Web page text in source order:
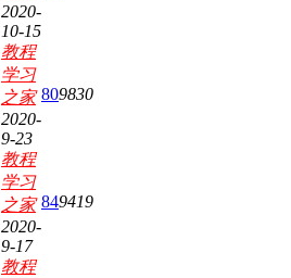
2020-
10-15
教程
学习
之家
2020-
9-23
809830
教程
学习
之家
2020-
9-17
849419
教程